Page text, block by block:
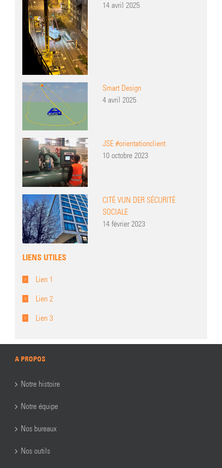
14 avril 2025
Smart Design
4 avril 2025
JSE #orientationclient
10 octobre 2023
CITÉ VUN DER SÉCURITÉ
SOCIALE
14 février 2023
LIENS UTILES
Lien 1
Lien 2
Lien 3
A PROPOS
Notre histoire
Notre équipe
Nos bureaux
Nos outils